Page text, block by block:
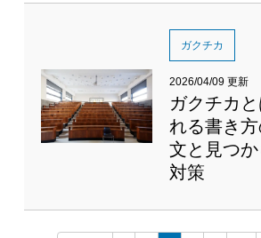
ガクチカ
2026/04/09 更新
ガクチカ
れる書き
文と見つ
対策